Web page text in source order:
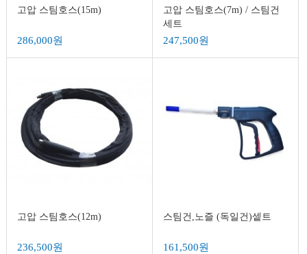
고압 스팀호스(15m)
286,000원
고압 스팀호스(7m) / 스팀건
세트
247,500원
고압 스팀호스(12m)
236,500원
스팀건,노즐 (독일건)셑트
161,500원